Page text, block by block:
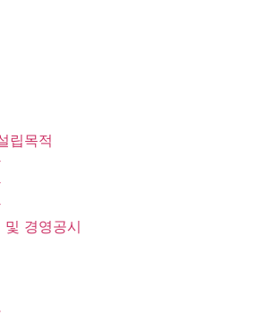
립목적
및 경영공시